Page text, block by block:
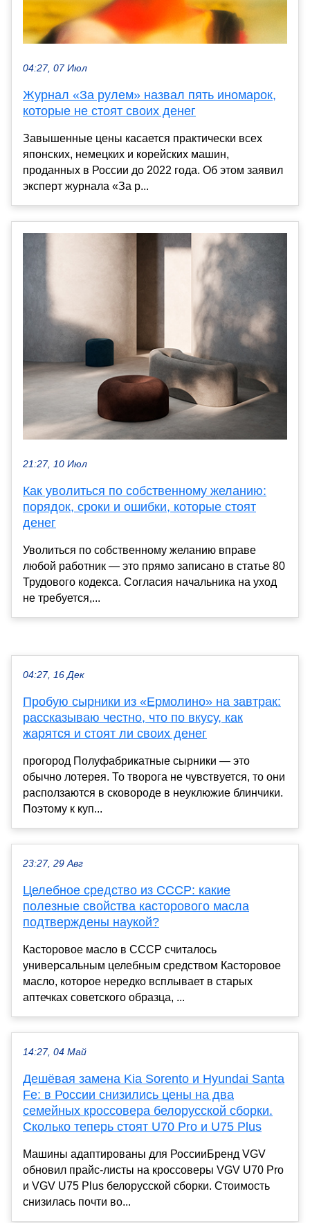
04:27, 07 Июл
Журнал «За рулем» назвал пять иномарок,
которые не стоят своих денег
Завышенные цены касается практически всех
японских, немецких и корейских машин,
проданных в России до 2022 года. Об этом заявил
эксперт журнала «За р...
21:27, 10 Июл
Как уволиться по собственному желанию:
порядок, сроки и ошибки, которые стоят
денег
Уволиться по собственному желанию вправе
любой работник — это прямо записано в статье 80
Трудового кодекса. Согласия начальника на уход
не требуется,...
04:27, 16 Дек
Пробую сырники из «Ермолино» на завтрак:
рассказываю честно, что по вкусу, как
жарятся и стоят ли своих денег
прогород Полуфабрикатные сырники — это
обычно лотерея. То творога не чувствуется, то они
расползаются в сковороде в неуклюжие блинчики.
Поэтому к куп...
23:27, 29 Авг
Целебное средство из СССР: какие
полезные свойства касторового масла
подтверждены наукой?
Касторовое масло в СССР считалось
универсальным целебным средством Касторовое
масло, которое нередко всплывает в старых
аптечках советского образца, ...
14:27, 04 Май
Дешёвая замена Kia Sorento и Hyundai Santa
Fe: в России снизились цены на два
семейных кроссовера белорусской сборки.
Сколько теперь стоят U70 Pro и U75 Plus
Машины адаптированы для РоссииБренд VGV
обновил прайс-листы на кроссоверы VGV U70 Pro
и VGV U75 Plus белорусской сборки. Стоимость
снизилась почти во...